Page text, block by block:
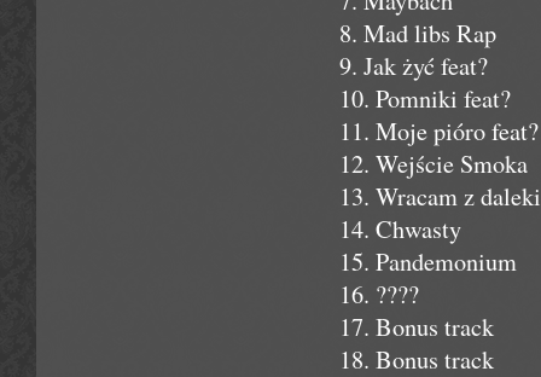
8. Mad libs Rap
9. Jak żyć feat?
10. Pomniki feat?
11. Moje pióro feat?
12. Wejście Smoka
13. Wracam z
14. Chwasty
15. Pandemonium
16. ????
17. Bonus track
18. Bonus track